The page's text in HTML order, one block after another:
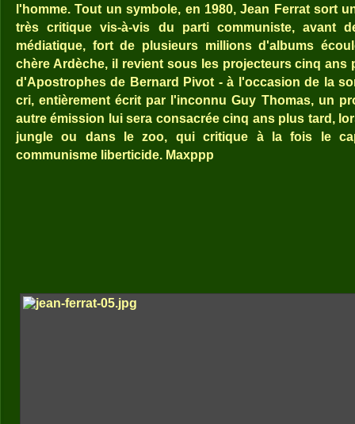
l'homme. Tout un symbole, en 1980, Jean Ferrat sort
très critique vis-à-vis du parti communiste, avant
médiatique, fort de plusieurs millions d'albums
chère Ardèche, il revient sous les projecteurs cinq ans
d'Apostrophes de Bernard Pivot - à l'occasion de la
cri, entièrement écrit par l'inconnu Guy Thomas, un
autre émission lui sera consacrée cinq ans plus tard,
jungle ou dans le zoo, qui critique à la fois le
communisme liberticide. Maxppp